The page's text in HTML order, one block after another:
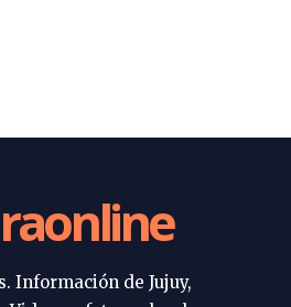
Información de Jujuy,